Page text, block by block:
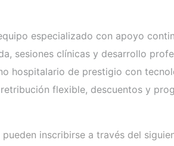
especializado con apoyo
sesiones clínicas y desarrollo
hospitalario de prestigio con
flexible, descuentos y
inscribirse a través del